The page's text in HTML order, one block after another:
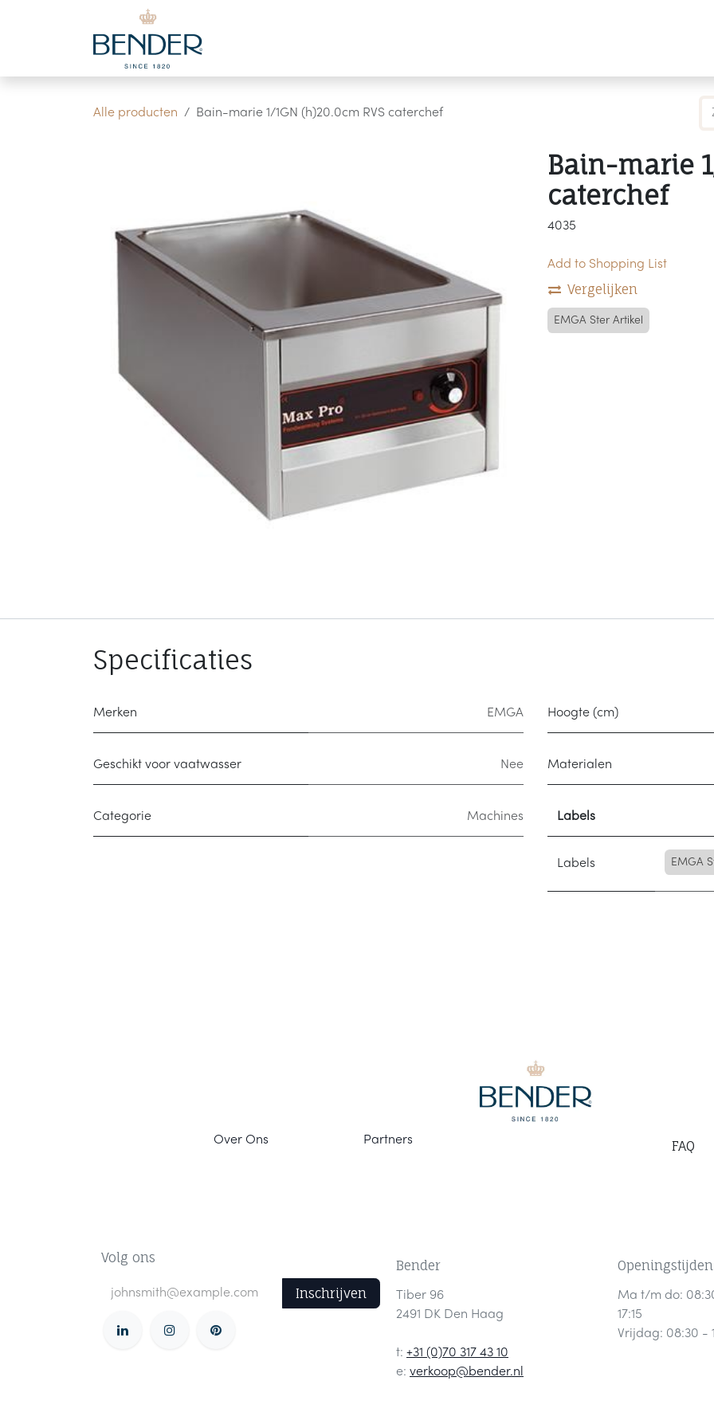
Overslaan naar inhoud
Alle producten Bain-marie 1/1GN (h)20.0cm RVS caterchef
Bain-marie
caterchef
4035
Add to Shopping List
Vergelijken
EMGA Ster Artikel
Specificaties
Merken EMGA Hoogte (cm)
Geschikt voor vaatwasser Nee Materialen
Categorie Machines Labels
Labels EMGA
Volg ons
Inschrijven
Bender
Tiber 96
2491 DK Den Haag
t: +31 (0)70 317 43 10
e: verkoop@bender.nl
Openingstijden
Ma t/m do:
17:15
Vrijdag: 08:30 -
Partners
Over Ons FAQ